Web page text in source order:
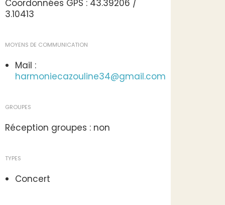
Coordonnées GPS : 43.39206 /
3.10413
MOYENS DE COMMUNICATION
Mail :
harmoniecazouline34@gmail.com
GROUPES
Réception groupes : non
TYPES
Concert